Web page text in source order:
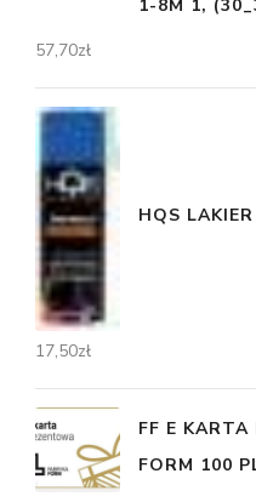
1-8M 1,
57,70zł
HQS
17,50zł
FF E KARTA
FORM 100